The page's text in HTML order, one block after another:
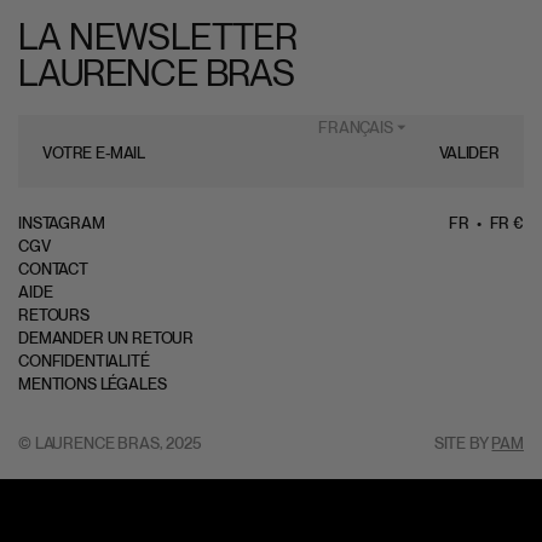
LA NEWSLETTER
LAURENCE BRAS
FRANÇAIS ⏷
VALIDER
CGV
CONTACT
AIDE
RETOURS
DEMANDER UN RETOUR
CONFIDENTIALITÉ
MENTIONS LÉGALES
INSTAGRAM FR FR €
© LAURENCE BRAS, 2025 SITE BY PAM